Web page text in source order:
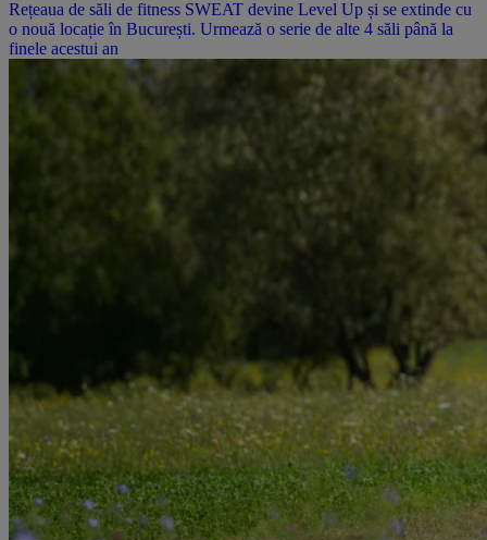
Rețeaua de săli de fitness SWEAT devine Level Up și se extinde cu
o nouă locație în București. Urmează o serie de alte 4 săli până la
finele acestui an